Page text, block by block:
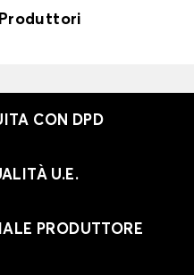
Produttori
CON DPD
U.E.
PRODUTTORE